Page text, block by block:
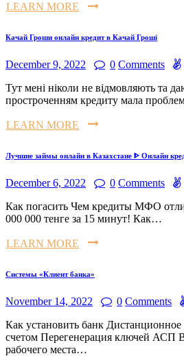
LEARN MORE
Качай Гроши онлайн кредит в Качай Гроші
December 9, 2022 0 Comments
Тут мені ніколи не відмовляють та
простроченням кредиту мала
LEARN MORE
Лучшие займы онлайн в Казахстане ᐈ Онлайн
December 6, 2022 0 Comments
Как погасить Чем кредиты МФО
000 000 тенге за 15 минут! Как…
LEARN MORE
Системы «Клиент банка»
November 14, 2022 0 Comments
Как установить банк
счетом Перегенерация ключей АСП
рабочего места…